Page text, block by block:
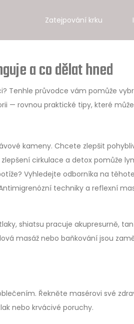
Zatejpování krku
a co dělat hned
Tenhle průvodce vám pomůže
— rovnou praktické tipy, které
kameny. Chcete zlepšit
cirkulace a detox pomůže
Vyhledejte odborníka na
techniky a reflexní
shiatsu pracuje akupresurně,
masáž nebo baňkování jsou
Řekněte masérovi své
nebo krvácivé poruchy.